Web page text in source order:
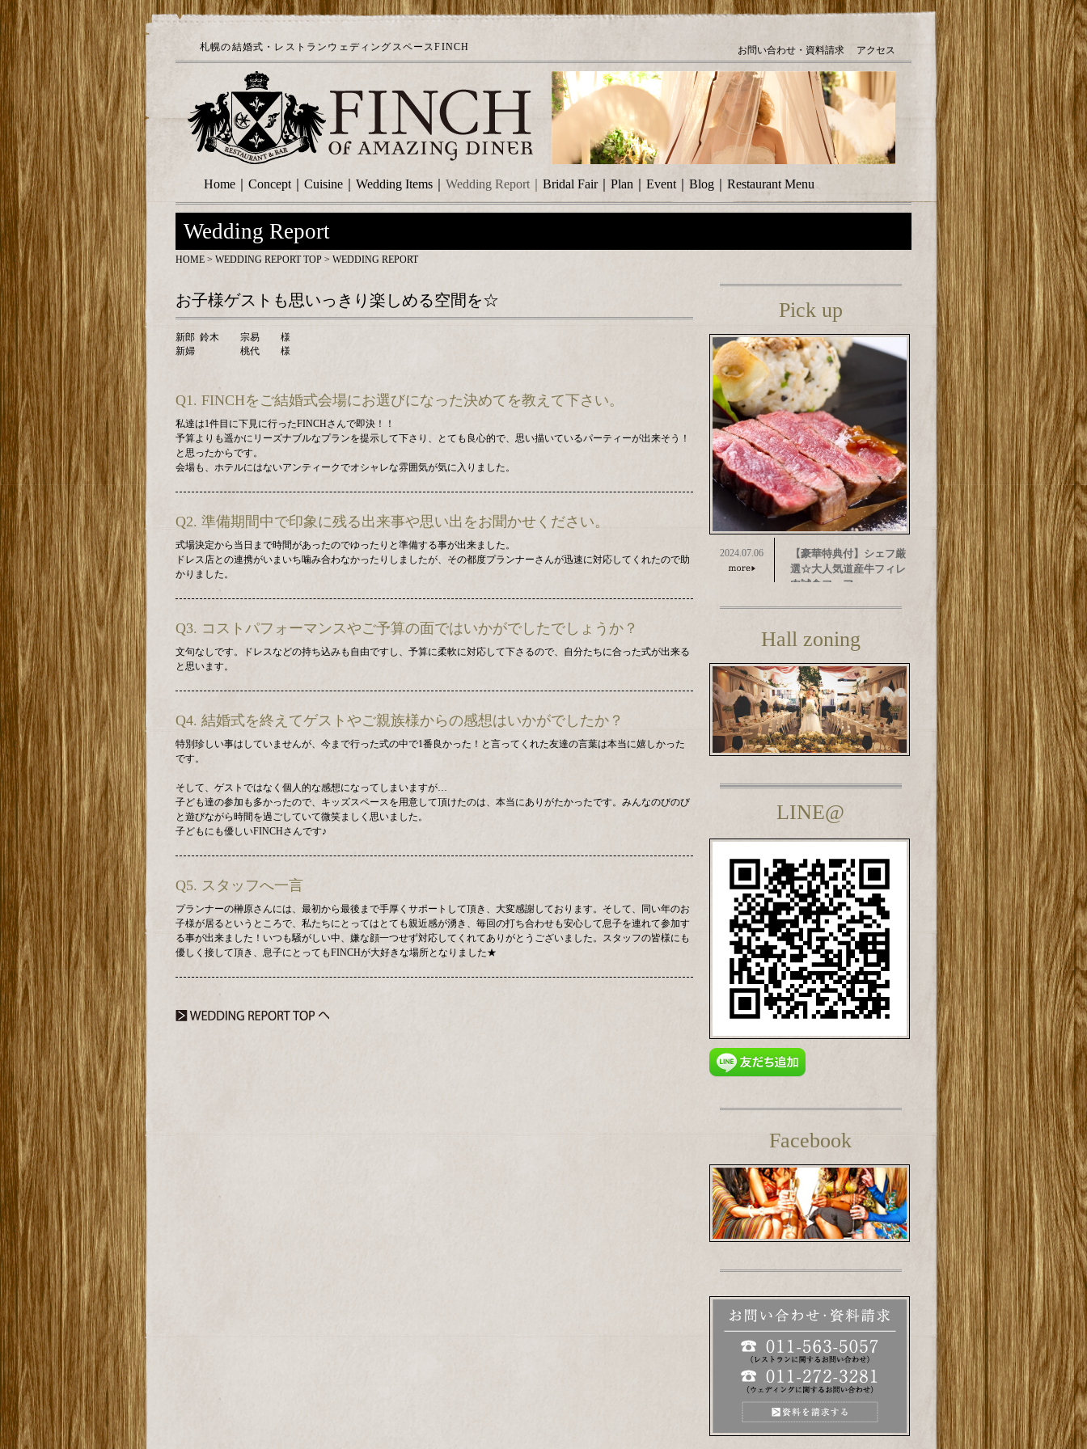
札幌の結婚式・レストランウェディングスペースFINCH お問い合わせ・資料請求 アクセス
Home Concept Cuisine Wedding Items Wedding Report Bridal Fair｜ Plan Event Blog Restaurant Menu
Wedding Report
HOME > WEDDING REPORT TOP > WEDDING REPORT
お子様ゲストも思いっきり楽しめる空間を☆
新郎 鈴木 宗易
様
新婦
桃代 様
Q1. FINCHをご結婚式会場にお選びになった決めてを教えて下さい。
私達は1件目に下見に行ったFINCHさんで即決！！
予算よりも遥かにリーズナブルなプランを提示して下さり、とても良心的で、思い描いているパーティーが出来そう！
と思ったからです。
会場も、ホテルにはないアンティークでオシャレな雰囲気が気に入りました。
Q2. 準備期間中で印象に残る出来事や思い出をお聞かせください。
式場決定から当日まで時間があったのでゆったりと準備する事が出来ました。
ドレス店との連携がいまいち噛み合わなかったりしましたが、その都度プランナーさんが迅速に対応してくれたので助
かりました。
Q3. コストパフォーマンスやご予算の面ではいかがでしたでしょうか？
文句なしです。ドレスなどの持ち込みも自由ですし、予算に柔軟に対応して下さるので、自分たちに合った式が出来る
と思います。
Q4. 結婚式を終えてゲストやご親族様からの感想はいかがでしたか？
特別珍しい事はしていませんが、今まで行った式の中で1番良かった！と言ってくれた友達の言葉は本当に嬉しかった
です。
そして、ゲストではなく個人的な感想になってしまいますが…
子ども達の参加も多かったので、キッズスペースを用意して頂けたのは、本当にありがたかったです。みんなのびのび
と遊びながら時間を過ごしていて微笑ましく思いました。
子どもにも優しいFINCHさんです♪
Q5. スタッフへ一言
プランナーの榊原さんには、最初から最後まで手厚くサポートして頂き、大変感謝しております。そして、同い年のお
子様が居るというところで、私たちにとってはとても親近感が湧き、毎回の打ち合わせも安心して息子を連れて参加す
る事が出来ました！いつも騒がしい中、嫌な顔一つせず対応してくれてありがとうございました。スタッフの皆様にも
優しく接して頂き、息子にとってもFINCHが大好きな場所となりました★
Pick up
2024.07.06
【豪華特典付】シェフ厳
選☆大人気道産牛フィレ
肉試食フェア
Hall zoning
LINE@
Facebook